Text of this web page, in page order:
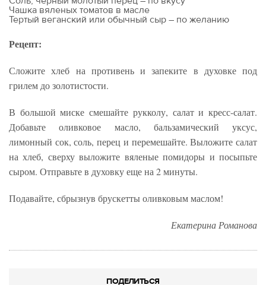
Чашка вяленых томатов в масле
Тертый веганский или обычный сыр – по желанию
Рецепт:
Сложите хлеб на противень и запеките в духовке под
грилем до золотистости.
В большой миске смешайте рукколу, салат и кресс-салат.
Добавьте оливковое масло, бальзамический уксус,
лимонный сок, соль, перец и перемешайте. Выложите салат
на хлеб, сверху выложите вяленые помидоры и посыпьте
сыром. Отправьте в духовку еще на 2 минуты.
Подавайте, сбрызнув брускетты оливковым маслом!
Екатерина Романова
ПОДЕЛИТЬСЯ